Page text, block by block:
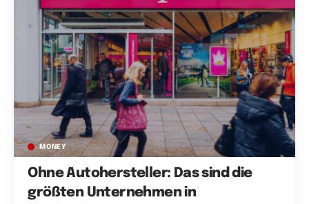
MONEY
Ohne Autohersteller: Das sind die
größten Unternehmen in